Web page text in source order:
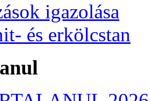
igazolása
és erkölcstan